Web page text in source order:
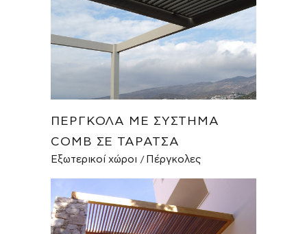
ΠΈΡΓΚΟΛΑ ΜΕ ΣΎΣΤΗΜΑ
COMB ΣΕ ΤΑΡΆΤΣΑ
Εξωτερικοί χώροι Πέργκολες